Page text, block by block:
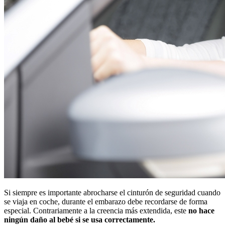
Si siempre es importante abrocharse el cinturón de seguridad cuando
se viaja en coche, durante el embarazo debe recordarse de forma
especial. Contrariamente a la creencia más extendida, este no hace
ningún daño al bebé si se usa correctamente.